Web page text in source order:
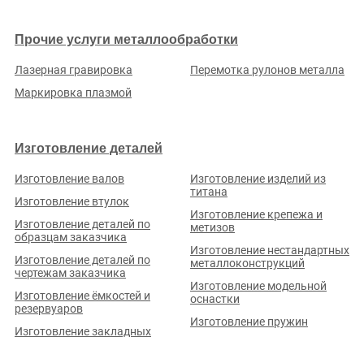
Прочие услуги металлообработки
Лазерная гравировка
Маркировка плазмой
Перемотка рулонов металла
Изготовление деталей
Изготовление валов
Изготовление втулок
Изготовление деталей по
образцам заказчика
Изготовление деталей по
чертежам заказчика
Изготовление ёмкостей и
резервуаров
Изготовление закладных
Изготовление изделий из
титана
Изготовление крепежа и
метизов
Изготовление нестандартных
металлоконструкций
Изготовление модельной
оснастки
Изготовление пружин
Рейтинг по отзывам:
Стаж (лет):58 Сотрудников: Площадь (м²):?
Станков:?
ООО «ПРОММАШДЕТАЛЬ»
Рейтинг по отзывам:
(0.0)
Кемеровская обл., г. Кемерово, ул. 2-я Кирзаводская, д. 2А
Стаж (лет):3 Сотрудников: Площадь (м²):
Подробнее о предприятии